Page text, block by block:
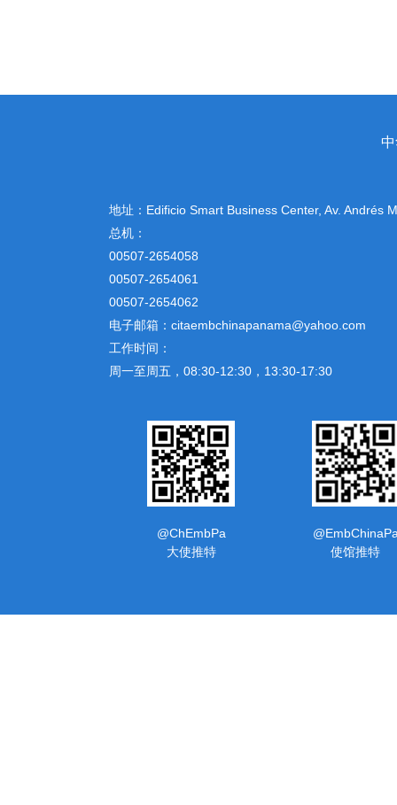
地址： Edificio Smart Business Center, Av. Andrés
总机：
00507-2654058
00507-2654061
00507-2654062
电子邮箱：citaembchinapanama@yahoo.com
工作时间：
周一至周五，08:30-12:30，13:30-17:30
@ChEmbPa
大使推特
使馆推特